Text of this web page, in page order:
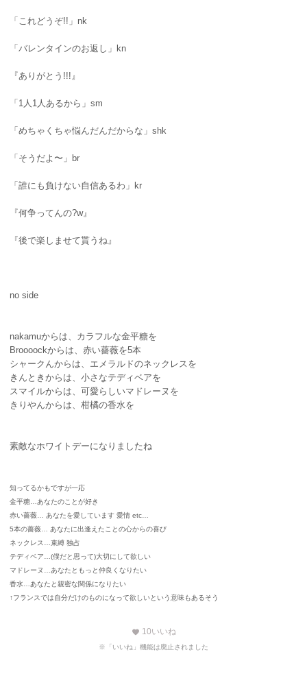
「これどうぞ!!」nk
「バレンタインのお返し」kn
『ありがとう!!!』
「1人1人あるから」sm
「めちゃくちゃ悩んだんだからな」shk
「そうだよ〜」br
「誰にも負けない自信あるわ」kr
『何争ってんの?w』
『後で楽しませて貰うね』
no side
nakamuからは、カラフルな金平糖を
Broooockからは、赤い薔薇を5本
シャークんからは、エメラルドのネックレスを
きんときからは、小さなテディベアを
スマイルからは、可愛らしいマドレーヌを
きりやんからは、柑橘の香水を
素敵なホワイトデーになりましたね
知ってるかもですが一応
金平糖…あなたのことが好き
赤い薔薇… あなたを愛しています 愛情 etc…
5本の薔薇… あなたに出逢えたことの心からの喜び
ネックレス…束縛 独占
テディベア…(僕だと思って)大切にして欲しい
マドレーヌ…あなたともっと仲良くなりたい
香水…あなたと親密な関係になりたい
↑フランスでは自分だけのものになって欲しいという意味もあるそう
favorite 10いいね
※「いいね」機能は廃止されました